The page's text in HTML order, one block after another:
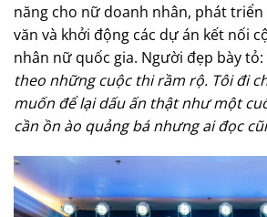
năng cho nữ doanh nhân, phát triển
văn và khởi động các dự án kết nối
nhân nữ quốc gia. Người đẹp bày tỏ:
theo những cuộc thi rầm rộ. Tôi đi
muốn để lại dấu ấn thật như một
cần ồn ào quảng bá nhưng ai đọc